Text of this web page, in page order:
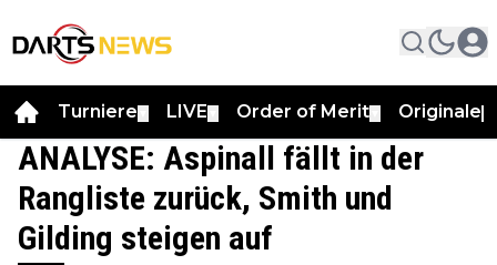
Turniere LIVE Order of Merit Originale
ANALYSE: Aspinall fällt in der
Rangliste zurück, Smith und
Gilding steigen auf